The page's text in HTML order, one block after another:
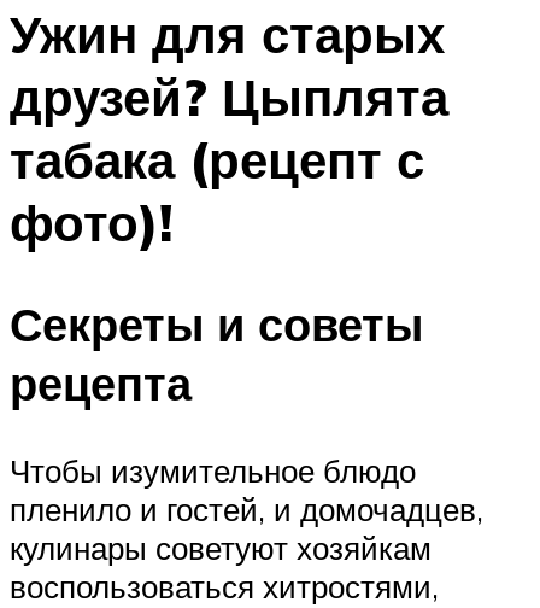
Ужин для старых
друзей? Цыплята
табака (рецепт с
фото)!
Секреты и советы
рецепта
Чтобы изумительное блюдо
пленило и гостей, и домочадцев,
кулинары советуют хозяйкам
воспользоваться хитростями,